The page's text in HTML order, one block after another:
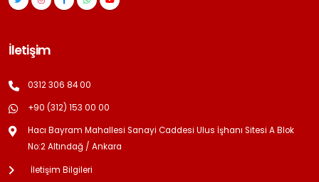
İletişim
0312 306 84 00
+90 (312) 153 00 00
Hacı Bayram Mahallesi Sanayi Caddesi Ulus İşhanı Sitesi A Blok
No:2 Altındağ / Ankara
İletişim Bilgileri